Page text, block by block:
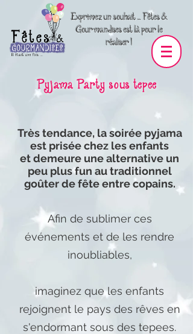
Exprimez un souhait … Fêtes &
Gourmandises est là pour le
réaliser !
Pyjama Party sous tepee
Très tendance, la soirée pyjama
est prisée chez les enfants
et demeure une alternative un
peu plus fun au traditionnel
goûter de fête entre copains.
Afin de sublimer ces
événements et de les rendre
inoubliables,
imaginez que les enfants
rejoignent le pays des rêves en
s'endormant sous des tepees.